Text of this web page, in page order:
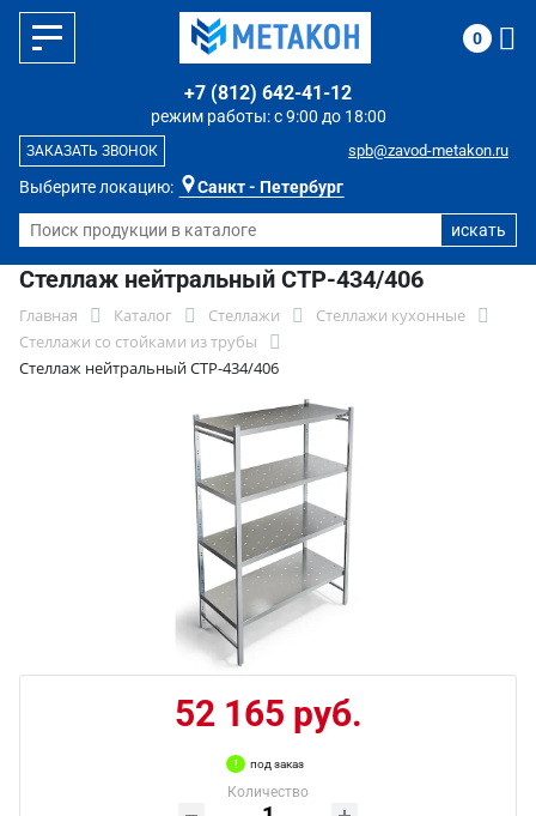
Выберите локацию: Санкт - Петербург
режим работы: с 9:00 до 18:00
+7 (812) 642-41-12
spb@zavod-metakon.ru
ЗАКАЗАТЬ ЗВОНОК
0
Стеллаж нейтральный СТР-434/406
Главная Каталог Стеллажи
Стеллажи кухонные
Стеллажи со стойками из трубы
Стеллаж нейтральный СТР-434/406
52 165 руб.
под заказ
Количество